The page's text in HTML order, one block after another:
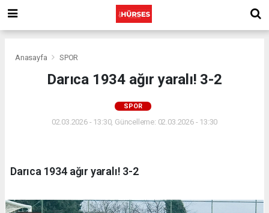
Anasayfa SPOR
Darıca 1934 ağır yaralı! 3-2
SPOR
02.03.2026 - 13:30, Güncelleme: 02.03.2026 - 13:30
Darıca 1934 ağır yaralı! 3-2